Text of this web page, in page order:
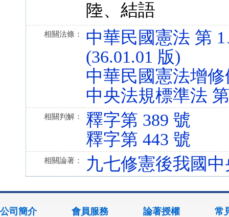
陸、結語
相關法條：
中華民國憲法 第 1
(36.01.01 版)
中華民國憲法增修
中央法規標準法
相關判解：
釋字第 389 號
釋字第 443 號
相關論著： 九七修憲後我國
公司簡介 會員服務 論著授權 常